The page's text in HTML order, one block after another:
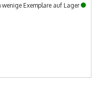
wenige Exemplare auf Lager